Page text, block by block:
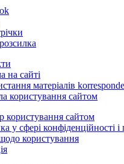
на сайті
матеріалів
користування сайтом
користування сайтом
у сфері конфіденційності
користування